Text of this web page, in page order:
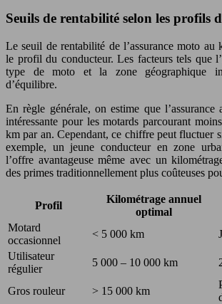
Seuils de rentabilité selon les profils
Le seuil de rentabilité de l’assurance moto au
le profil du conducteur. Les facteurs tels que
type de moto et la zone géographique
d’équilibre.
En règle générale, on estime que
intéressante pour les motards parcourant
km par an. Cependant, ce chiffre peut fluctuer
exemple, un jeune conducteur en zone
l’offre avantageuse même avec un
des primes traditionnellement plus coûteuses
Profil
Kilométrage annuel
optimal
Motard
occasionnel
< 5 000 km
Utilisateur
régulier
5 000 – 10 000 km
Gros rouleur > 15 000 km